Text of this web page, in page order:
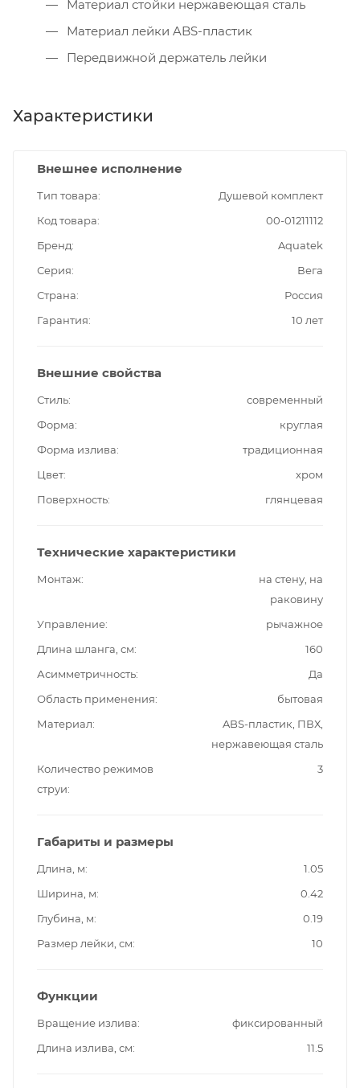
Материал стойки нержавеющая сталь
Материал лейки ABS-пластик
Передвижной держатель лейки
Характеристики
Внешнее исполнение
Тип товара
Душевой комплект
Код товара
00-01211112
Бренд
Aquatek
Серия
Вега
Страна
Россия
Гарантия
10 лет
Внешние свойства
Стиль
современный
Форма
круглая
Форма излива
традиционная
Цвет
хром
Поверхность
глянцевая
Технические характеристики
Монтаж
на стену, на
раковину
Управление
рычажное
Длина шланга, см
160
Асимметричность
Да
Область применения
бытовая
Материал
ABS-пластик, ПВХ,
нержавеющая сталь
Количество режимов
струи
3
Габариты и размеры
Длина, м
1.05
Ширина, м
0.42
Глубина, м
0.19
Размер лейки, см
10
Функции
Вращение излива
фиксированный
Длина излива, см
11.5